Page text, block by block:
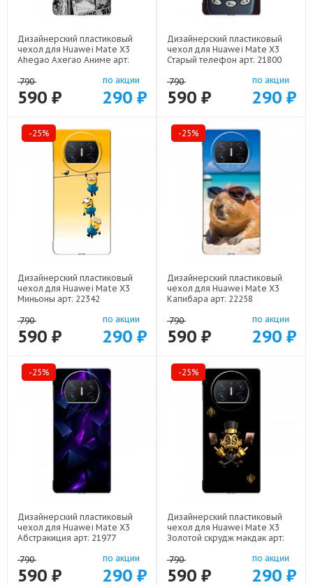
Дизайнерский пластиковый
чехол для Huawei Mate X3
Ahegao Ахегао Аниме арт:
790
590 ₽
по акции
290 ₽
Дизайнерский пластиковый
чехол для Huawei Mate X3
Старый телефон арт: 21800
790
590 ₽
по акции
290 ₽
-25%
Дизайнерский пластиковый
чехол для Huawei Mate X3
Миньоны арт: 22342
790
590 ₽
по акции
290 ₽
-25%
Дизайнерский пластиковый
чехол для Huawei Mate X3
Капибара арт: 22258
790
590 ₽
по акции
290 ₽
-25%
Дизайнерский пластиковый
чехол для Huawei Mate X3
Абстракиция арт: 21977
790
590 ₽
по акции
290 ₽
-25%
Дизайнерский пластиковый
чехол для Huawei Mate X3
Золотой скрудж макдак арт:
790
590 ₽
по акции
290 ₽